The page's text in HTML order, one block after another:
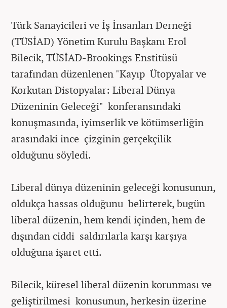
Türk Sanayicileri ve İş İnsanları Derneği
(TÜSİAD) Yönetim Kurulu Başkanı Erol
Bilecik, TÜSİAD-Brookings Enstitüsü
tarafından düzenlenen "Kayıp Ütopyalar ve
Korkutan Distopyalar: Liberal Dünya
Düzeninin Geleceği" konferansındaki
konuşmasında, iyimserlik ve kötümserliğin
arasındaki ince çizginin gerçekçilik
olduğunu söyledi.
Liberal dünya düzeninin geleceği konusunun,
oldukça hassas olduğunu belirterek, bugün
liberal düzenin, hem kendi içinden, hem de
dışından ciddi saldırılarla karşı karşıya
olduğuna işaret etti.
Bilecik, küresel liberal düzenin korunması ve
geliştirilmesi konusunun, herkesin üzerine